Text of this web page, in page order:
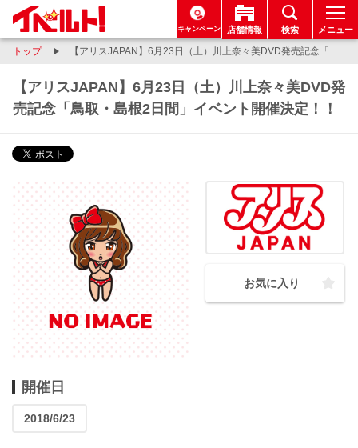
キャンペーン 店舗情報 検索 メニュー
トップ 【アリスJAPAN】6月23日（土）川上奈々美DVD発売記念「鳥取・島根2日間」イベント開催決定！！
【アリスJAPAN】6月23日（土）川上奈々美DVD発
売記念「鳥取・島根2日間」イベント開催決定！！
お気に入り
開催日
2018/6/23